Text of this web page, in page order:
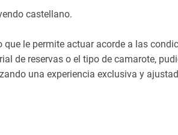
castellano.
le permite actuar acorde a las
de reservas o el tipo de camarote,
una experiencia exclusiva y